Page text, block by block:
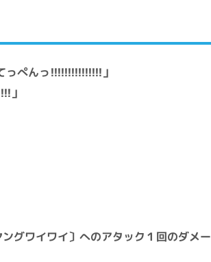
っぺんっ!!!!!!!!!!!!!!!」
」
グワイワイ〕へのアタック１回のダメー